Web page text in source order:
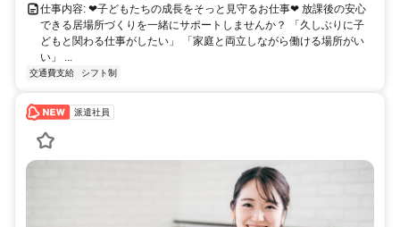
仕事内容: ❤子どもたちの成長をそっと見守るお仕事❤ 放課後の安心
できる居場所づくりを一緒にサポートしませんか？ 「久しぶりに子
どもと関わる仕事がしたい」 「家庭と両立しながら働ける場所がい
い」 ...
交通費支給 シフト制
派遣社員